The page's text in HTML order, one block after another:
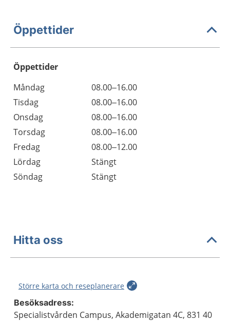
Öppettider
Öppettider
Dag
Öppettider
Kommentarer
Måndag
08.00–16.00
Tisdag
08.00–16.00
Onsdag
08.00–16.00
Torsdag
08.00–16.00
Fredag
08.00–12.00
Lördag
Stängt
Söndag
Stängt
Hitta oss
Större karta och reseplanerare
Besöksadress:
Specialistvården Campus, Akademigatan 4C, 831 40